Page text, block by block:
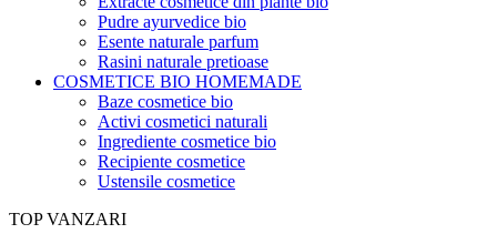
Pudre ayurvedice bio
Esente naturale parfum
Rasini naturale pretioase
COSMETICE BIO HOMEMADE
Baze cosmetice bio
Activi cosmetici naturali
Ingrediente cosmetice bio
Recipiente cosmetice
Ustensile cosmetice
TOP VANZARI